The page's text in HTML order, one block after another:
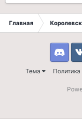
Главная
Тема
Discord